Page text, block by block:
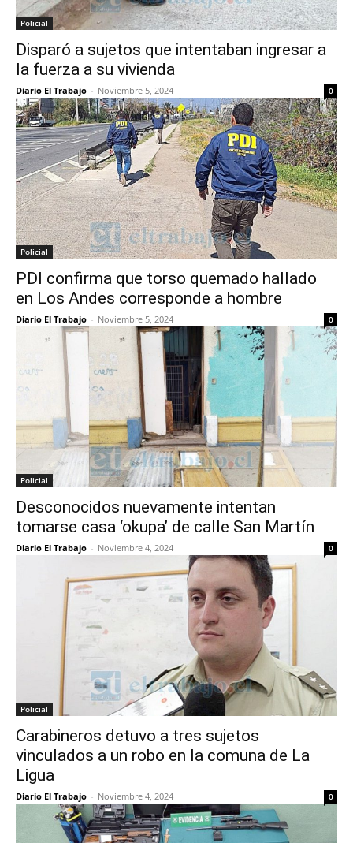
Policial
Disparó a sujetos que intentaban ingresar a
la fuerza a su vivienda
Diario El Trabajo - Noviembre 5, 2024 0
Policial
PDI confirma que torso quemado hallado
en Los Andes corresponde a hombre
Diario El Trabajo - Noviembre 5, 2024 0
Policial
Desconocidos nuevamente intentan
tomarse casa ‘okupa’ de calle San Martín
Diario El Trabajo - Noviembre 4, 2024 0
Policial
Carabineros detuvo a tres sujetos
vinculados a un robo en la comuna de La
Ligua
Diario El Trabajo - Noviembre 4, 2024 0